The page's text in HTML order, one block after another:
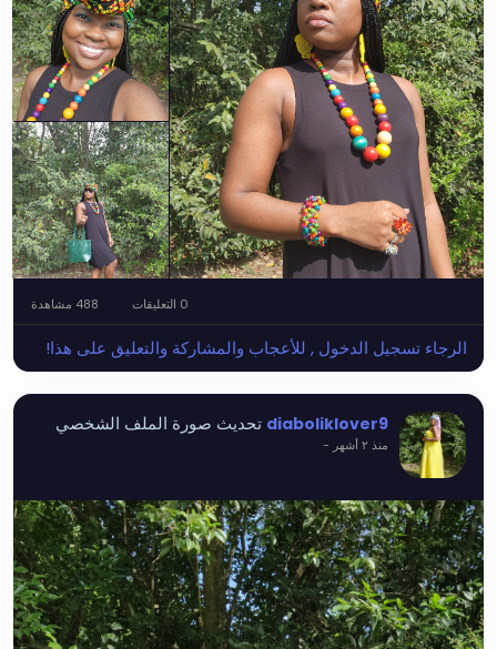
الرجاء تسجيل الدخول , للأعجاب والمشاركة والتعليق على هذا!
diaboliklover9 تحديث صورة الملف الشخصي
منذ ٢ أشهر -